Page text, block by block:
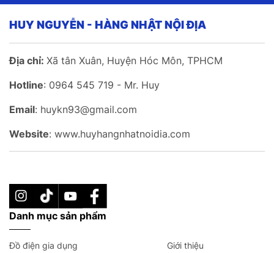
HUY NGUYỄN - HÀNG NHẬT NỘI ĐỊA
Địa chỉ: Xã tân Xuân, Huyện Hóc Môn, TPHCM
Hotline: 0964 545 719 - Mr. Huy
Email: huykn93@gmail.com
Website: www.huyhangnhatnoidia.com
Danh mục sản phẩm
Đồ điện gia dụng Giới thiệu